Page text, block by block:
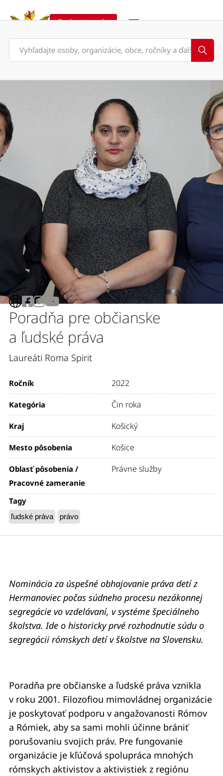
Podporte nás
Poradňa pre občianske
a ľudské práva
Laureáti Roma Spirit
Ročník 2022
Kategória Čin roka
Kraj Košický
Mesto pôsobenia Košice
Oblasť pôsobenia /
Pracovné zameranie
Právne služby
Tagy
ľudské práva právo
Nominácia za úspešné obhajovanie práva detí z
Hermanoviec počas súdneho procesu nezákonnej
segregácie vo vzdelávaní, v systéme špeciálneho
školstva. Ide o historicky prvé rozhodnutie súdu o
segregácii rómskych detí v školstve na Slovensku.
Poradňa pre občianske a ľudské práva vznikla
v roku 2001. Filozofiou mimovládnej organizácie
je poskytovať podporu v angažovanosti Rómov
a Rómiek, aby sa sami mohli účinne brániť
porušovaniu svojich práv. Pre fungovanie
organizácie je kľúčová spolupráca mnohých
rómskych aktivistov a aktivistiek z regiónu